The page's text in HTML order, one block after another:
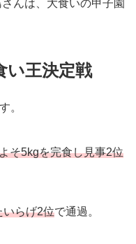
んは、大食いの甲子園
い王決定戦
。
そ5kgを完食し見事2位
いらげ2位で通過。